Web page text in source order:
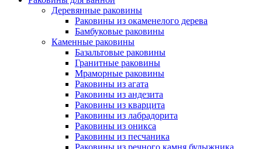
Деревянные раковины
Раковины из окаменелого дерева
Бамбуковые раковины
Каменные раковины
Базальтовые раковины
Гранитные раковины
Мраморные раковины
Раковины из агата
Раковины из андезита
Раковины из кварцита
Раковины из лабрадорита
Раковины из оникса
Раковины из песчаника
Раковины из речного камня булыжника